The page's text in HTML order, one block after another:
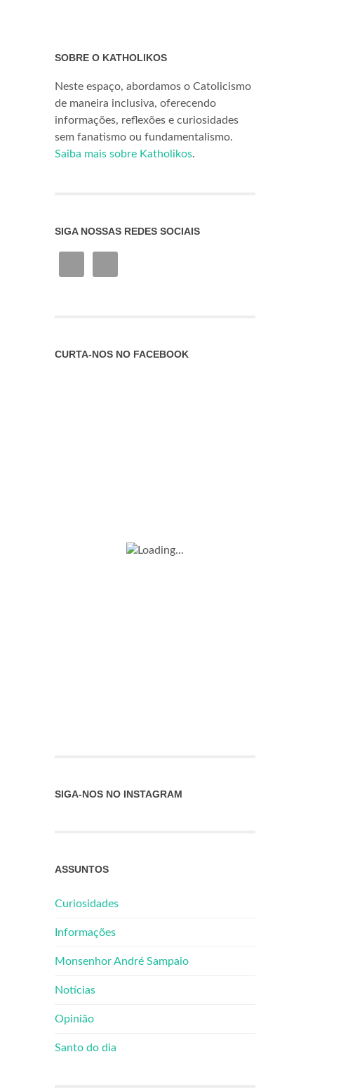
SOBRE O KATHOLIKOS
Neste espaço, abordamos o Catolicismo
de maneira inclusiva, oferecendo
informações, reflexões e curiosidades
sem fanatismo ou fundamentalismo.
Saiba mais sobre Katholikos.
SIGA NOSSAS REDES SOCIAIS
CURTA-NOS NO FACEBOOK
SIGA-NOS NO INSTAGRAM
ASSUNTOS
Curiosidades
Informações
Monsenhor André Sampaio
Notícias
Opinião
Santo do dia